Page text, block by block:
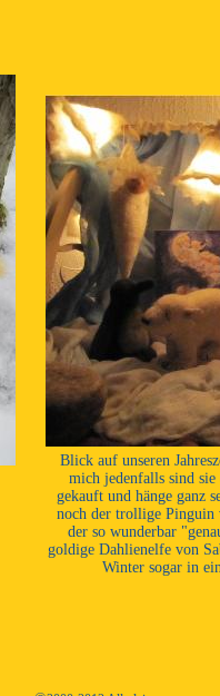
Blick auf unseren
mich jedenfalls sind sie
gekauft und hänge ganz
noch der trollige Pinguin
der so wunderbar
goldige Dahlienelfe von
Winter sogar in